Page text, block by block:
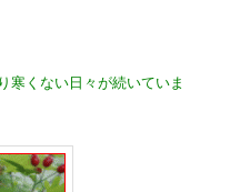
くない日々が続いていま